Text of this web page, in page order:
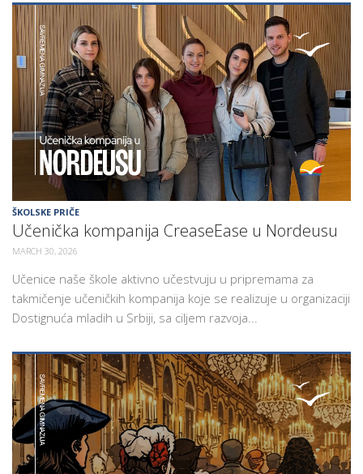
ŠKOLSKE PRIČE
Učenička kompanija CreaseEase u Nordeusu
MARCH 30, 2026
Učenice naše škole aktivno učestvuju u pripremama za
takmičenje učeničkih kompanija koje se realizuje u organizaciji
Dostignuća mladih u Srbiji, sa ciljem razvoja...